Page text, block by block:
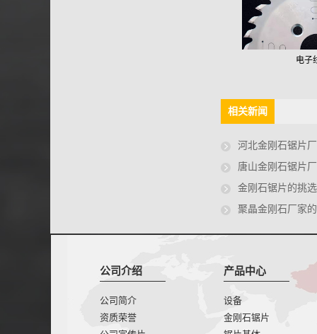
电子
相关新闻
河北金刚石锯片厂家
唐山金刚石锯片厂家
金刚石锯片的挑选参
聚晶金刚石厂家的
公司介绍
公司简介
资质荣誉
产品中心
设备
金刚石锯片